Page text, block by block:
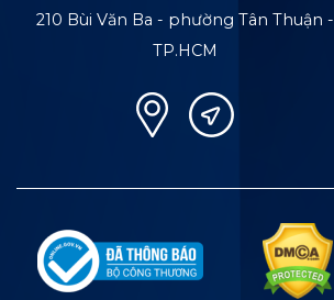
210 Bùi Văn Ba - phường Tân Thuận -
TP.HCM